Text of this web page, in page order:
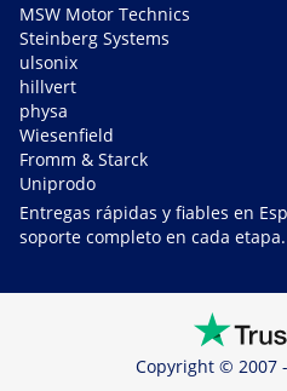
MSW Motor Technics
Steinberg Systems
ulsonix
hillvert
physa
Wiesenfield
Fromm & Starck
Uniprodo
Entregas rápidas y fiables en
soporte completo en cada etapa.
Copyright © 2007